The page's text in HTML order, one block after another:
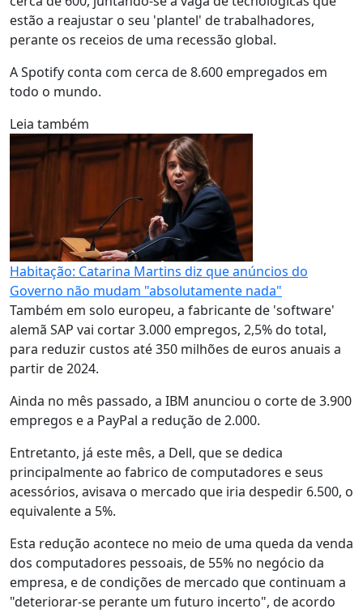
estão a reajustar o seu 'plantel' de trabalhadores,
perante os receios de uma recessão global.
A Spotify conta com cerca de 8.600 empregados em
todo o mundo.
Leia também
Habitação: Catarina Martins diz que anúncios do
Governo não mudam "absolutamente nada"
Também em solo europeu, a fabricante de 'software'
alemã SAP vai cortar 3.000 empregos, 2,5% do total,
para reduzir custos até 350 milhões de euros anuais a
partir de 2024.
Ainda no mês passado, a IBM anunciou o corte de 3.900
empregos e a PayPal a redução de 2.000.
Entretanto, já este mês, a Dell, que se dedica
principalmente ao fabrico de computadores e seus
acessórios, avisava o mercado que iria despedir 6.500, o
equivalente a 5%.
Esta redução acontece no meio de uma queda da venda
dos computadores pessoais, de 55% no negócio da
empresa, e de condições de mercado que continuam a
"deteriorar-se perante um futuro incerto", de acordo